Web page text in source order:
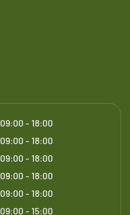
09:00 - 18:00
09:00 - 18:00
09:00 - 18:00
09:00 - 18:00
09:00 - 18:00
09:00 - 15:00